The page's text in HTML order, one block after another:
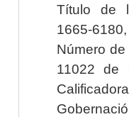
Título de
1665-
Número
11022 de